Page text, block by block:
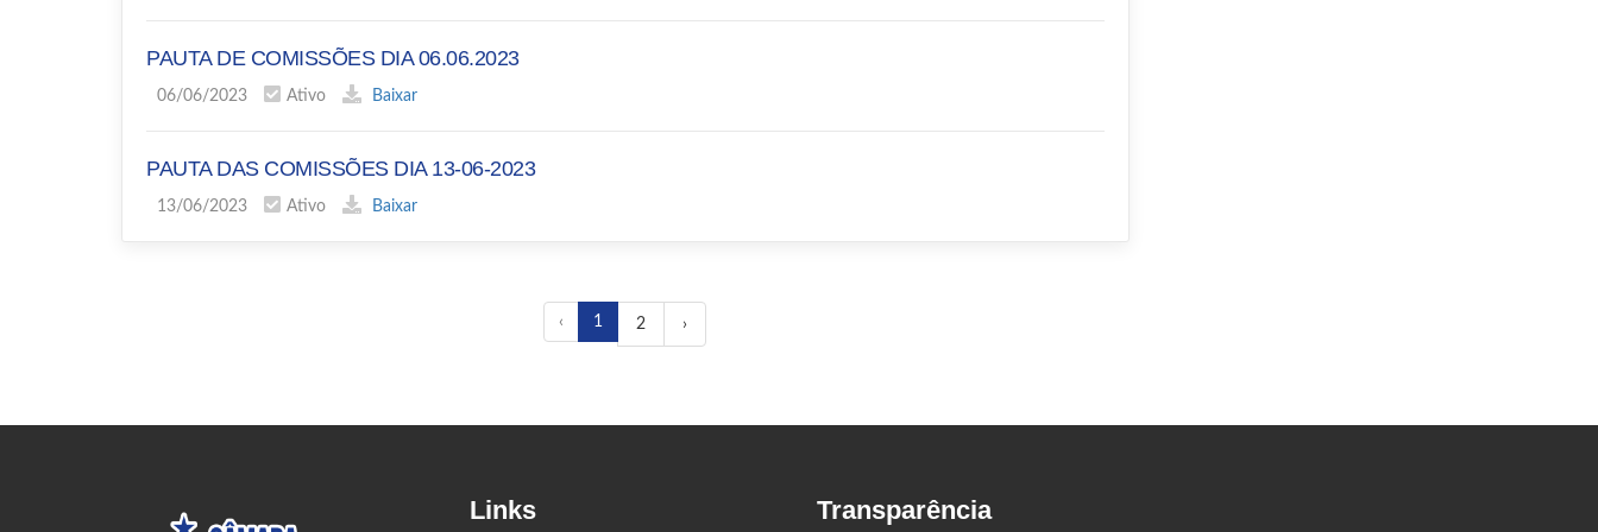
PAUTA DE COMISSÕES DIA 06.06.2023
06/06/2023 Ativo Baixar
PAUTA DAS COMISSÕES DIA 13-06-2023
13/06/2023 Ativo Baixar
‹ 1 2 ›
Links Transparência